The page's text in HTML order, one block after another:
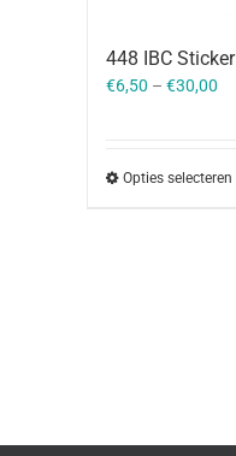
448 IBC Sticker
€6,50 – €30,00
Opties selecteren